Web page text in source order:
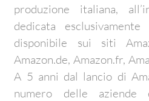
produzione italiana,
dedicata
disponibile sui siti
Amazon.de, Amazon.fr,
A 5 anni dal lancio di
numero delle